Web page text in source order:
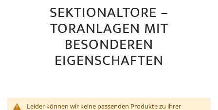
SEKTIONALTORE –
TORANLAGEN MIT
BESONDEREN
EIGENSCHAFTEN
Leider können wir keine passenden Produkte zu ihrer